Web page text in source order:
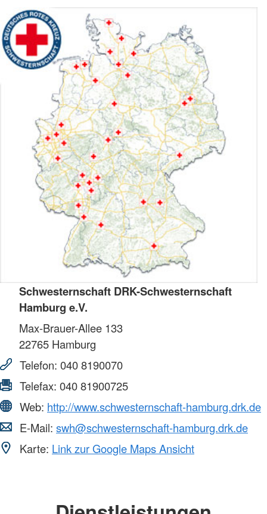
Schwesternschaft DRK-Schwesternschaft
Hamburg e.V.
Max-Brauer-Allee 133
22765 Hamburg
Telefon: 040 8190070
Telefax: 040 81900725
Web: http://www.schwesternschaft-hamburg.drk.de
E-Mail: swh@schwesternschaft-hamburg.drk.de
Karte: Link zur Google Maps Ansicht